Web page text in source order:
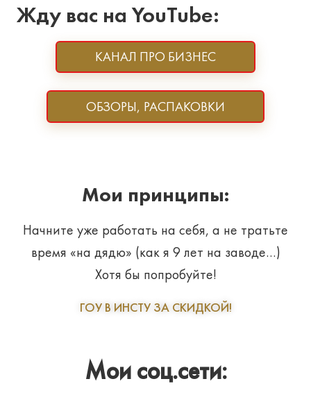
Жду вас на YouTube:
КАНАЛ ПРО БИЗНЕС
ОБЗОРЫ, РАСПАКОВКИ
Мои принципы:
Начните уже работать на себя, а не тратьте
время «на дядю» (как я 9 лет на заводе…)
Хотя бы попробуйте!
ГОУ В ИНСТУ ЗА СКИДКОЙ!
Мои соц.сети: